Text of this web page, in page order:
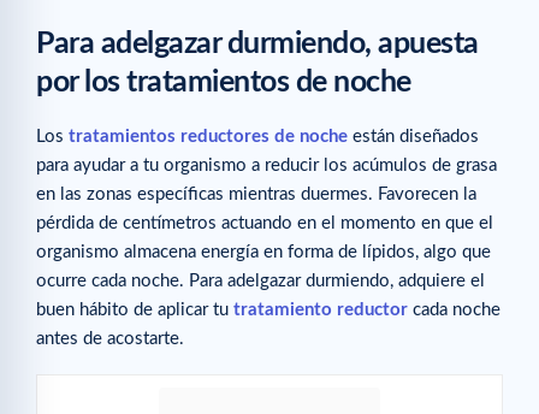
Para adelgazar durmiendo, apuesta
por los tratamientos de noche
Los tratamientos reductores de noche están diseñados
para ayudar a tu organismo a reducir los acúmulos de grasa
en las zonas específicas mientras duermes. Favorecen la
pérdida de centímetros actuando en el momento en que el
organismo almacena energía en forma de lípidos, algo que
ocurre cada noche. Para adelgazar durmiendo, adquiere el
buen hábito de aplicar tu tratamiento reductor cada noche
antes de acostarte.